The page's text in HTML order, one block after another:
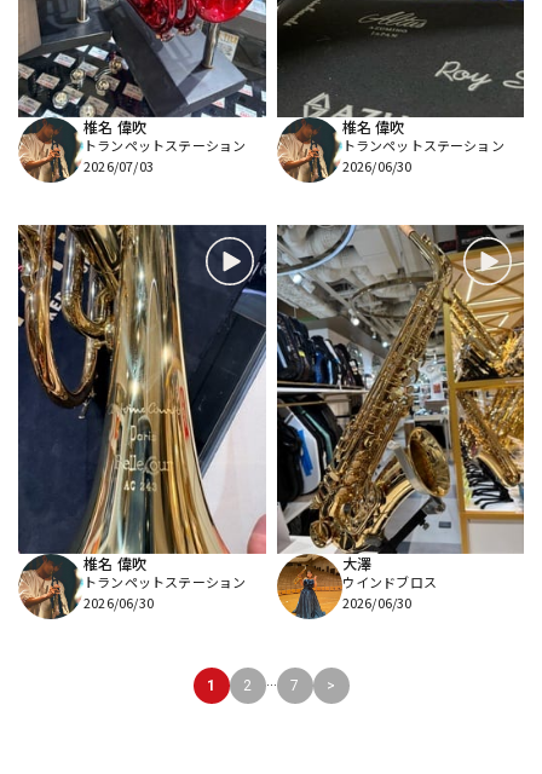
椎名 偉吹
トランペットステーション
2026/07/03
椎名 偉吹
トランペットステーション
2026/06/30
椎名 偉吹
トランペットステーション
2026/06/30
大澤
ウインドブロス
2026/06/30
1 2 ... 7 >